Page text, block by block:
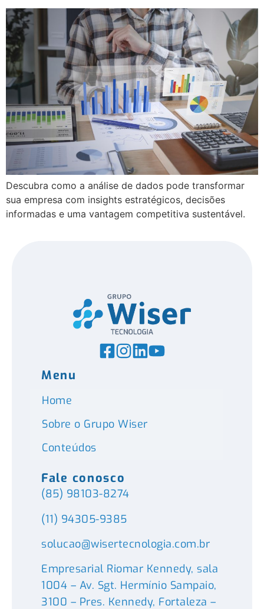
Descubra como a análise de dados pode transformar
sua empresa com insights estratégicos, decisões
informadas e uma vantagem competitiva sustentável.
Menu
Home
Sobre o Grupo Wiser
Conteúdos
Fale conosco
(85) 98103-8274
(11) 94305-9385
solucao@wisertecnologia.com.br
Empresarial Riomar Kennedy, sala
1004 – Av. Sgt. Hermínio Sampaio,
3100 – Pres. Kennedy, Fortaleza –